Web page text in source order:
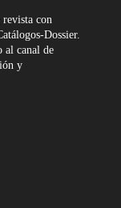
revista con
Dossier.
al canal de
y